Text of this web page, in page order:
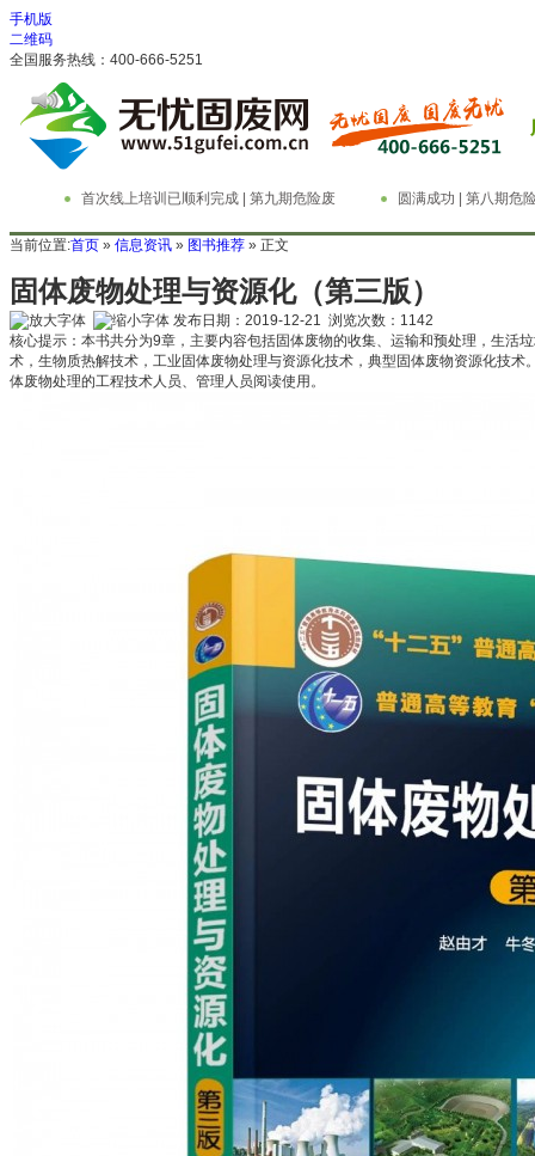
手机版
二维码
全国服务热线：400-666-5251
首次线上培训已顺利完成 | 第九期危险废
物管理与技术实务精英特训营
圆满成功 | 第八期危
务精英特训营
当前位置:首页 » 信息资讯 » 图书推荐 » 正文
固体废物处理与资源化（第三版）
发布日期：2019-12-21 浏览次数： 1142
核心提示：本书共分为9章，主要内容包括固体废物的收集、运输和预处理，生活
术，生物质热解技术，工业固体废物处理与资源化技术，典型固体废物资源化技
体废物处理的工程技术人员、管理人员阅读使用。